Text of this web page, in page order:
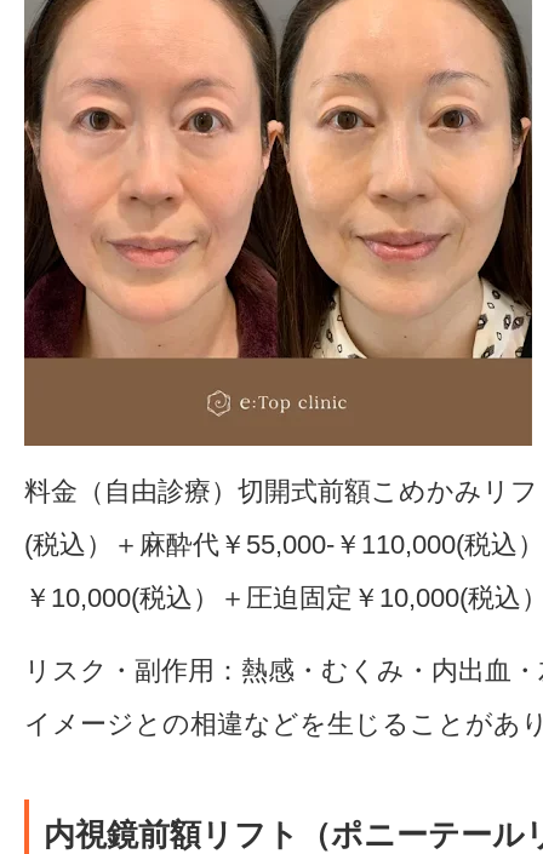
料金（自由診療）切開式前額こめかみリ
(税込）＋麻酔代￥55,000-￥110,000(税込
￥10,000(税込）＋圧迫固定￥10,000(税込
リスク・副作用：熱感・むくみ・内出血
イメージとの相違などを生じることがあ
内視鏡前額リフト（ポニーテール